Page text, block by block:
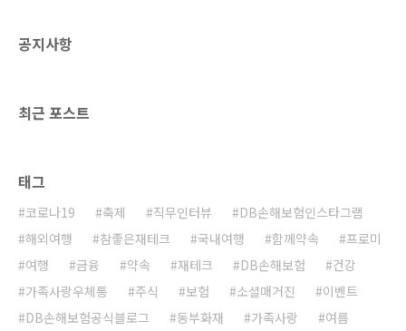
체문화관),전통공예문화촌, 지남공원, 남대천, 반
있는 자연 ..
공지사항
최근 포스트
태그
코로나19 축제 직무인터뷰
DB손해보험인스타그램
해외여행
참좋은재테크 국내여행 함께약속
프로미
여행
금융 약속 재테크 DB손해보험
건강
가족사랑우체통
주식 보험 소셜매거진
이벤트
DB손해보험공식블로그
동부화재 가족사랑
여름